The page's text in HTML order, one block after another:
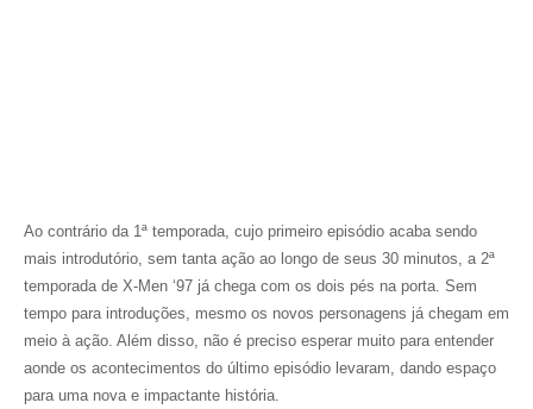
Ao contrário da 1ª temporada, cujo primeiro episódio acaba sendo
mais introdutório, sem tanta ação ao longo de seus 30 minutos, a 2ª
temporada de X-Men ‘97 já chega com os dois pés na porta. Sem
tempo para introduções, mesmo os novos personagens já chegam em
meio à ação. Além disso, não é preciso esperar muito para entender
aonde os acontecimentos do último episódio levaram, dando espaço
para uma nova e impactante história.